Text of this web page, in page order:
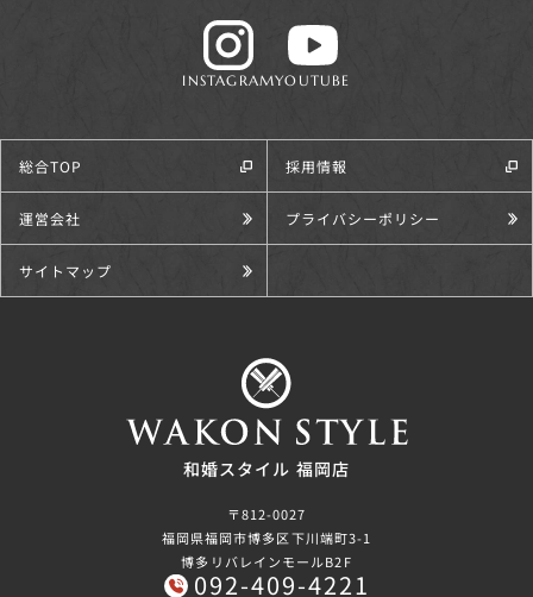
INSTAGRAMYOUTUBE
総合TOP 採用情報
運営会社 プライバシーポリシー
サイトマップ
和婚スタイル 福岡店
〒812-0027
福岡県福岡市博多区下川端町3-1
博多リバレインモールB2F
092-409-4221